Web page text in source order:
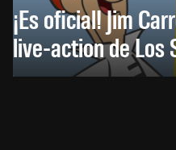
¡Es oficial! Jim
live-action de Los